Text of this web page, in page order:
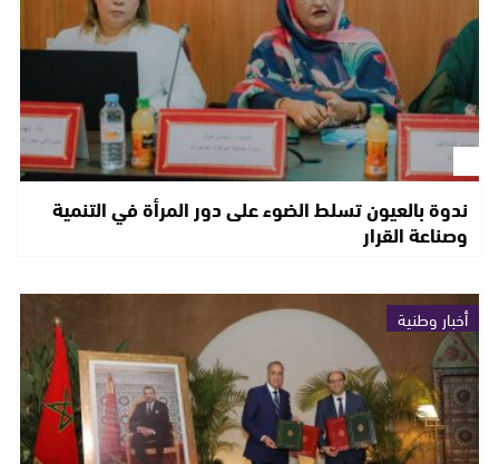
ندوة بالعيون تسلط الضوء على دور المرأة في التنمية
وصناعة القرار
أخبار وطنية